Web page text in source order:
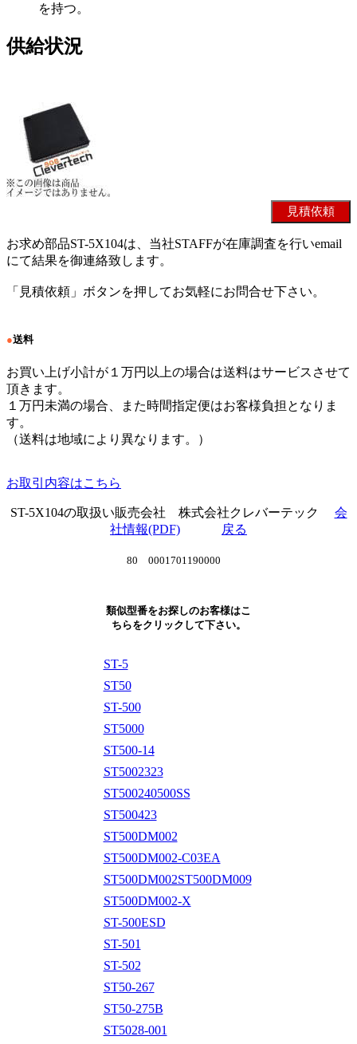
を持つ。
供給状況
お求め部品ST-5X104は、当社STAFFが在庫調査を行いemail
にて結果を御連絡致します。
「見積依頼」ボタンを押してお気軽にお問合せ下さい。
●送料
お買い上げ小計が１万円以上の場合は送料はサービスさせて
頂きます。
１万円未満の場合、また時間指定便はお客様負担となりま
す。
（送料は地域により異なります。）
お取引内容はこちら
ST-5X104の取扱い販売会社 株式会社クレバーテック 会
社情報(PDF)
戻る
80 0001701190000
類似型番をお探しのお客様はこ
ちらをクリックして下さい。
ST-5
ST50
ST-500
ST5000
ST500-14
ST5002323
ST500240500SS
ST500423
ST500DM002
ST500DM002-C03EA
ST500DM002ST500DM009
ST500DM002-X
ST-500ESD
ST-501
ST-502
ST50-267
ST50-275B
ST5028-001